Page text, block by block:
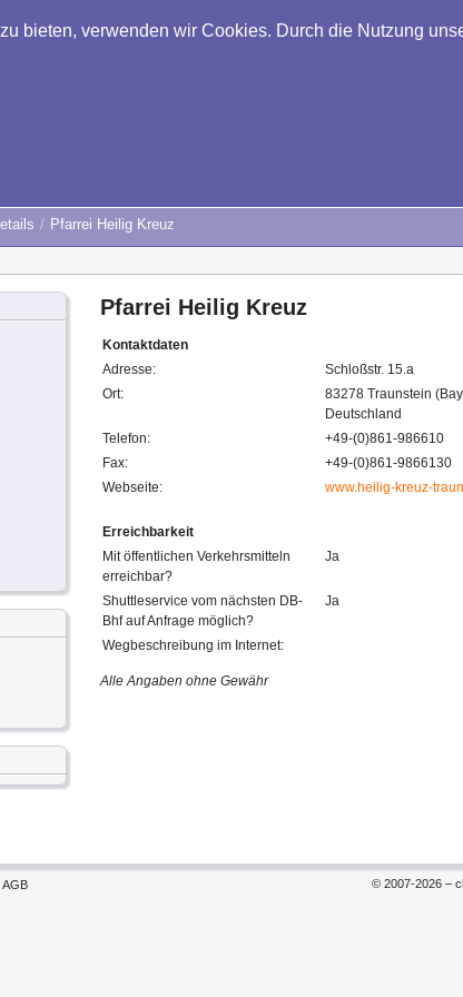
bieten, verwenden wir Cookies. Durch die Nutzung
Pfarrei Heilig Kreuz
Pfarrei Heilig Kreuz
Kontaktdaten
Adresse:
Schloßstr. 15.a
Ort:
83278 Traunstein
Deutschland
Telefon:
+49-(0)861-986610
Fax:
+49-(0)861-9866130
Webseite:
www.heilig-kreuz-
Erreichbarkeit
Mit öffentlichen Verkehrsmitteln
erreichbar?
Ja
Shuttleservice vom nächsten DB-
Bhf auf Anfrage möglich?
Ja
Wegbeschreibung im Internet:
Alle Angaben ohne Gewähr
AGB © 2007-2026 –